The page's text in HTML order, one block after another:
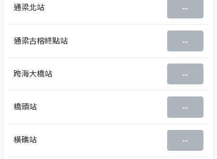
通梁北站 --
通梁古榕終點站 --
跨海大橋站 --
橋頭站 --
橫礁站 --